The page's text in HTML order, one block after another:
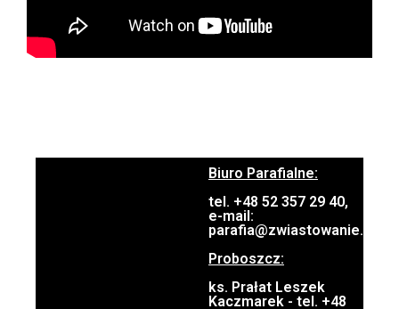
Biuro Parafialne:
tel. +48 52 357 29 40,
e-mail:
parafia@zwiastowanie.pl
Proboszcz:
ks. Prałat Leszek
Kaczmarek - tel. +48